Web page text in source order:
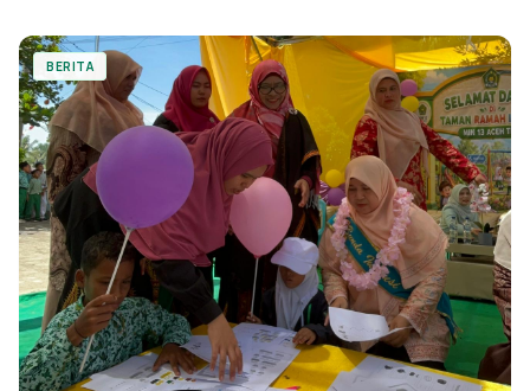
BERITA